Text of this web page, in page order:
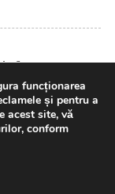
infrastructura
o nouă
funcționarea
și pentru a
acest site, vă
conform